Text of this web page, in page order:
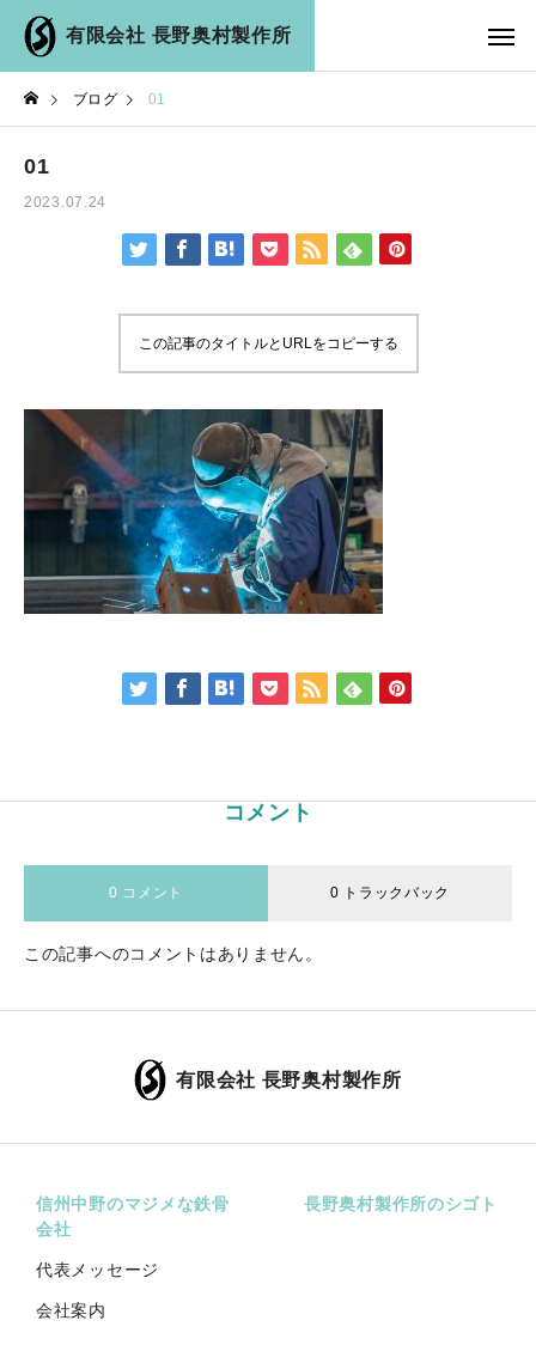
有限会社 長野奥村製作所
ブログ 01
01
2023.07.24
この記事のタイトルとURLをコピーする
コメント
0 コメント 0 トラックバック
この記事へのコメントはありません。
有限会社 長野奥村製作所
信州中野のマジメな鉄骨
会社
代表メッセージ
会社案内
長野奥村製作所のシゴト